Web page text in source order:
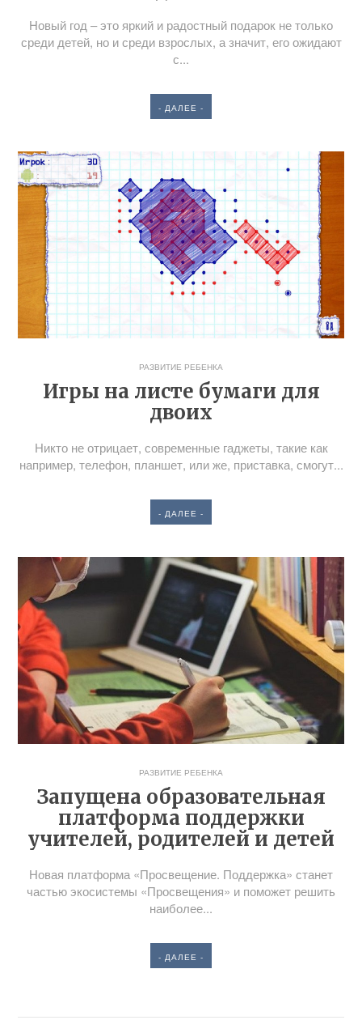
Новый год – это яркий и радостный подарок не только
среди детей, но и среди взрослых, а значит, его ожидают
с...
- ДАЛЕЕ -
РАЗВИТИЕ РЕБЕНКА
Игры на листе бумаги для
двоих
Никто не отрицает, современные гаджеты, такие как
например, телефон, планшет, или же, приставка, смогут...
- ДАЛЕЕ -
РАЗВИТИЕ РЕБЕНКА
Запущена образовательная
платформа поддержки
учителей, родителей и детей
Новая платформа «Просвещение. Поддержка» станет
частью экосистемы «Просвещения» и поможет решить
наиболее...
- ДАЛЕЕ -